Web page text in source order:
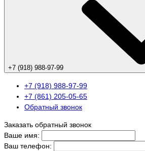
+7 (918) 988-97-99
+7 (918) 988-97-99
+7 (861) 205-05-65
Обратный звонок
Заказать обратный звонок
Ваше имя:
Ваш телефон: